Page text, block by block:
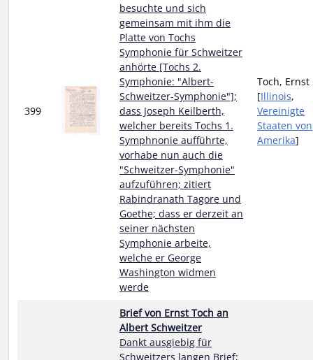
399
besuchte und sich
gemeinsam mit ihm die
Platte von Tochs
Symphonie für Schweitzer
anhörte [Tochs 2.
Symphonie: "Albert-
Schweitzer-Symphonie"];
dass Joseph Keilberth,
welcher bereits Tochs 1.
Symphnonie aufführte,
vorhabe nun auch die
"Schweitzer-Symphonie"
aufzuführen; zitiert
Rabindranath Tagore und
Goethe; dass er derzeit an
seiner nächsten
Symphonie arbeite,
welche er George
Washington widmen
werde
Toch, Ernst
[Illinois,
Vereinigte
Staaten von
Amerika]
Brief von Ernst Toch an
Albert Schweitzer
Dankt ausgiebig für
Schweitzers langen Brief;